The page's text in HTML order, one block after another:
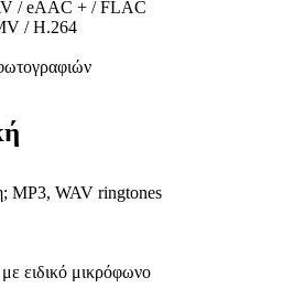
/ eAAC + / FLAC
/ H.264
MP3, WAV ringtones
ειδικό μικρόφωνο